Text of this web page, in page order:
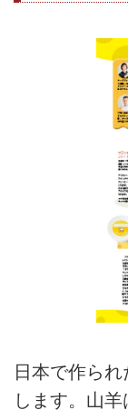
日本で作ら
します。山